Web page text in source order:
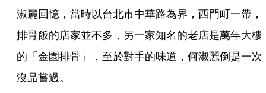
淑麗回憶，當時以台北市中華路為界，西門町一帶，
排骨飯的店家並不多，另一家知名的老店是萬年大樓
的「金園排骨」，至於對手的味道，何淑麗倒是一次
沒品嘗過。